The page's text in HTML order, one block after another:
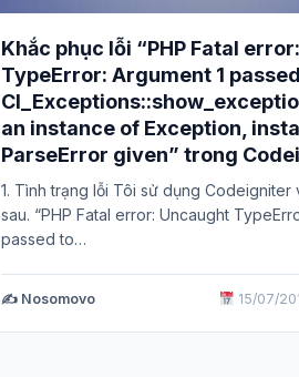
Khắc phục lỗi “PHP Fatal
TypeError: Argument 1
an instance of Exception,
ParseError given” trong
1. Tình trạng lỗi Tôi sử dụng Codeigniter
sau. “PHP Fatal error: Uncaught
passed to…
✍️ Nosomovo 15/07/